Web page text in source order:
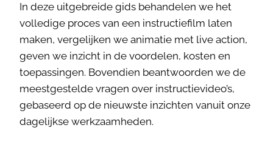
In deze uitgebreide gids behandelen we het
volledige proces van een instructiefilm laten
maken, vergelijken we animatie met live action,
geven we inzicht in de voordelen, kosten en
toepassingen. Bovendien beantwoorden we de
meestgestelde vragen over instructievideo’s,
gebaseerd op de nieuwste inzichten vanuit onze
dagelijkse werkzaamheden.